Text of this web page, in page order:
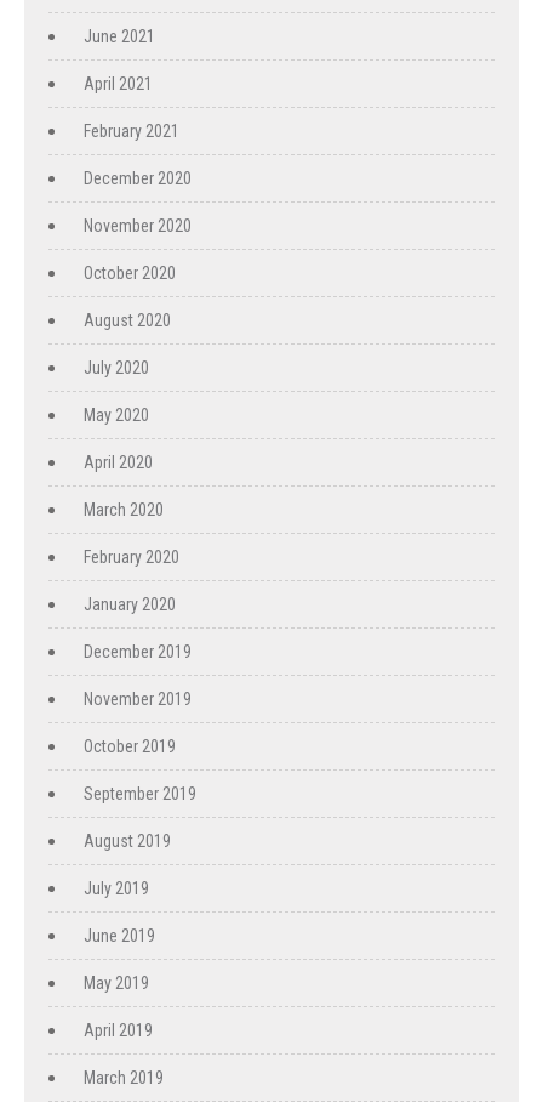
June 2021
April 2021
February 2021
December 2020
November 2020
October 2020
August 2020
July 2020
May 2020
April 2020
March 2020
February 2020
January 2020
December 2019
November 2019
October 2019
September 2019
August 2019
July 2019
June 2019
May 2019
April 2019
March 2019